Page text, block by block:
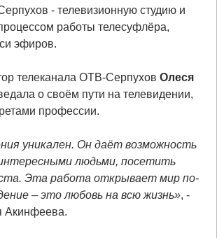
- телевизионную студию и
работы телесуфлёра,
эфиров.
телеканала ОТВ-Серпухов Олеся
о своём пути на телевидении,
профессии.
уникален. Он даёт возможность
людьми, посетить
Эта работа открывает мир по-
– это любовь на всю жизнь», -
Акинфеева.